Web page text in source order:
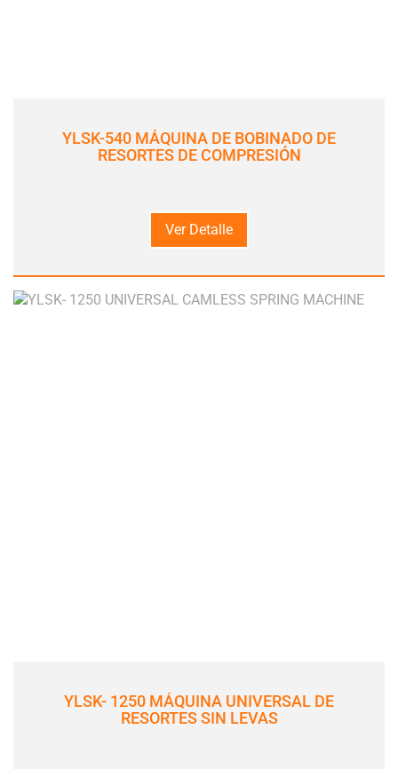
YLSK-540 MÁQUINA DE BOBINADO DE
RESORTES DE COMPRESIÓN
Ver Detalle
YLSK- 1250 MÁQUINA UNIVERSAL DE
RESORTES SIN LEVAS